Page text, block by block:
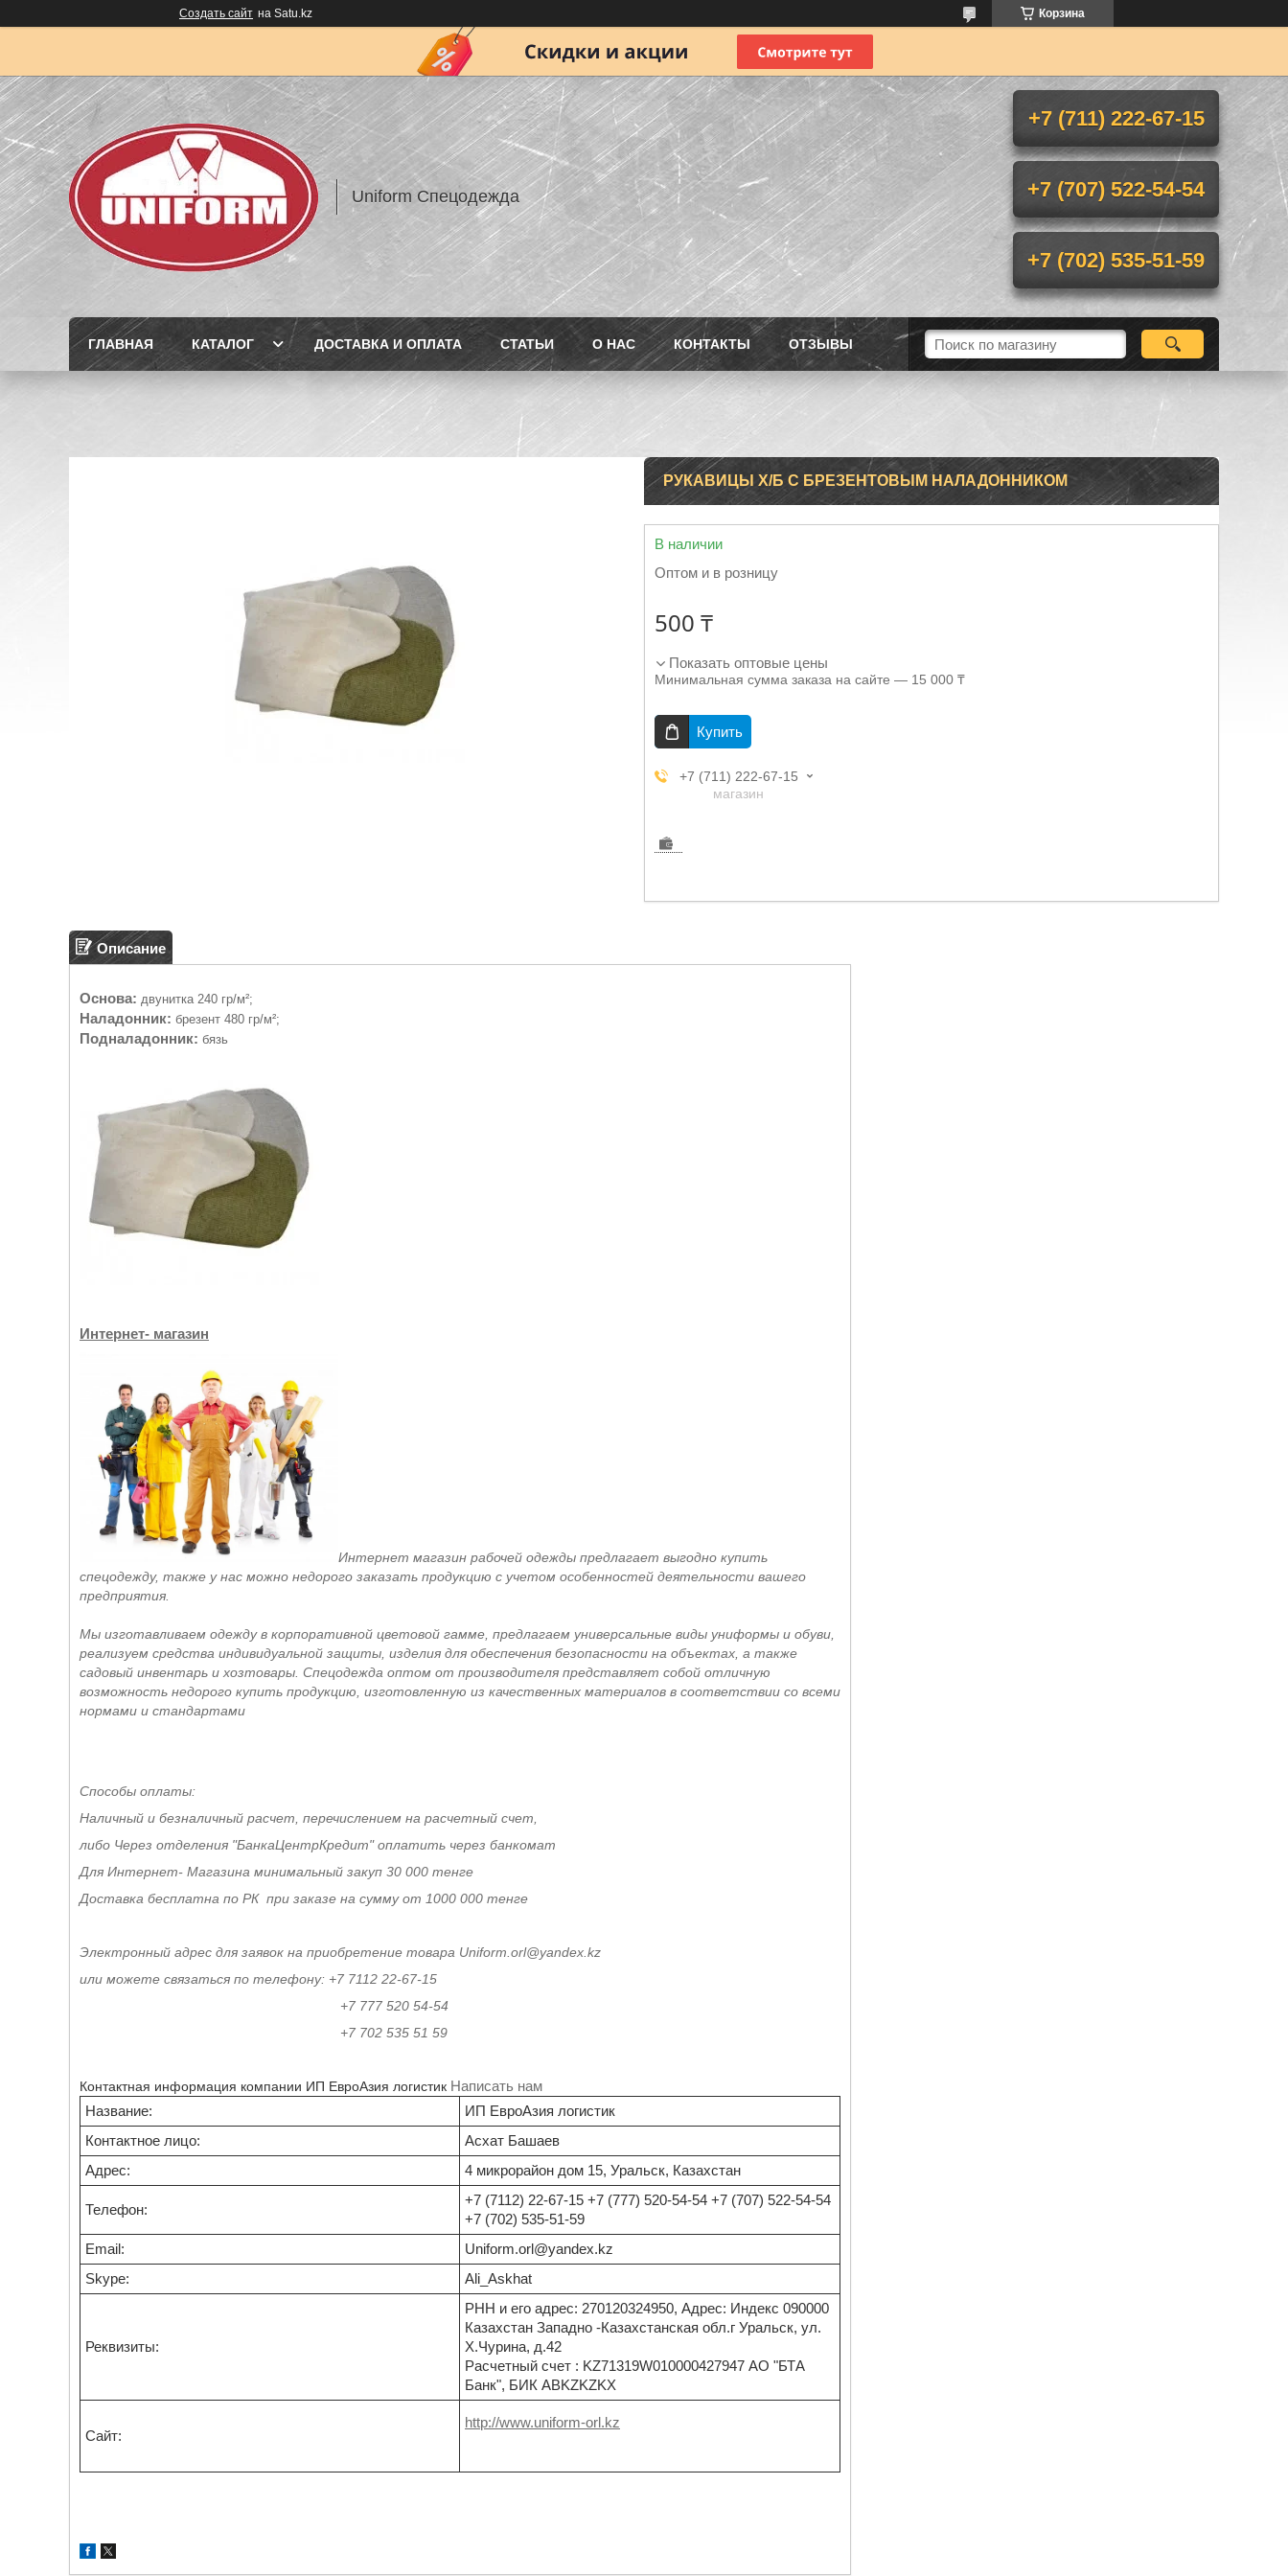
Создать сайт на Satu.kz Корзина
Uniform Спецодежда
+7 (711) 222-67-15
+7 (707) 522-54-54
+7 (702) 535-51-59
ГЛАВНАЯ КАТАЛОГ ДОСТАВКА И ОПЛАТА СТАТЬИ О НАС КОНТАКТЫ ОТЗЫВЫ
РУКАВИЦЫ Х/Б С БРЕЗЕНТОВЫМ НАЛАДОННИКОМ
В наличии
Оптом и в розницу
500 ₸
Показать оптовые цены
Минимальная сумма заказа на сайте — 15 000 ₸
Купить
+7 (711) 222-67-15
магазин
Описание
Основа: двунитка 240 гр/м²;
Наладонник: брезент 480 гр/м²;
Подналадонник: бязь
Интернет- магазин
Интернет магазин рабочей одежды предлагает выгодно купить
спецодежду, также у нас можно недорого заказать продукцию с учетом особенностей деятельности вашего
предприятия.
Мы изготавливаем одежду в корпоративной цветовой гамме, предлагаем универсальные виды униформы и обуви,
реализуем средства индивидуальной защиты, изделия для обеспечения безопасности на объектах, а также
садовый инвентарь и хозтовары. Спецодежда оптом от производителя представляет собой отличную
возможность недорого купить продукцию, изготовленную из качественных материалов в соответствии со всеми
нормами и стандартами
Способы оплаты:
Наличный и безналичный расчет, перечислением на расчетный счет,
либо Через отделения "БанкаЦентрКредит" оплатить через банкомат
Для Интернет- Магазина минимальный закуп 30 000 тенге
Доставка бесплатна по РК при заказе на сумму от 1000 000 тенге
Электронный адрес для заявок на приобретение товара Uniform.orl@yandex.kz
или можете связаться по телефону: +7 7112 22-67-15
+7 777 520 54-54
+7 702 535 51 59
Контактная информация компании ИП ЕвроАзия логистик Написать нам
Название:
ИП ЕвроАзия логистик
Контактное лицо:
Асхат Башаев
Адрес:
4 микрорайон дом 15, Уральск, Казахстан
Телефон:
+7 (7112) 22-67-15 +7 (777) 520-54-54 +7 (707) 522-54-54
+7 (702) 535-51-59
Email:
Uniform.orl@yandex.kz
Skype:
Ali_Askhat
Реквизиты:
РНН и его адрес: 270120324950, Адрес: Индекс 090000
Казахстан Западно -Казахстанская обл.г Уральск, ул.
Х.Чурина, д.42
Расчетный счет : KZ71319W010000427947 АО "БТА
Банк", БИК ABKZKZKX
Сайт:
http://www.uniform-orl.kz